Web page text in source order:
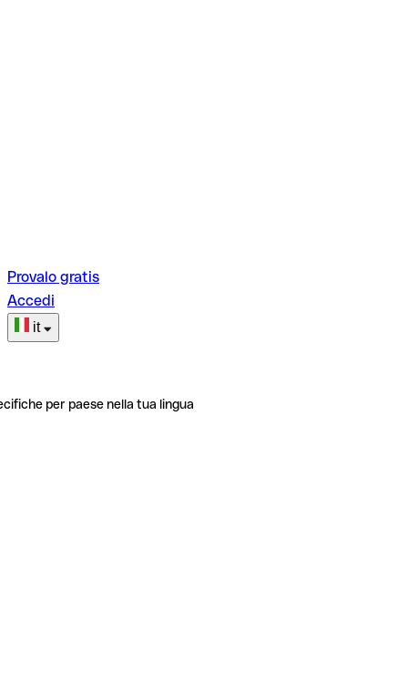
Provalo gratis
Accedi
it
per paese nella tua lingua